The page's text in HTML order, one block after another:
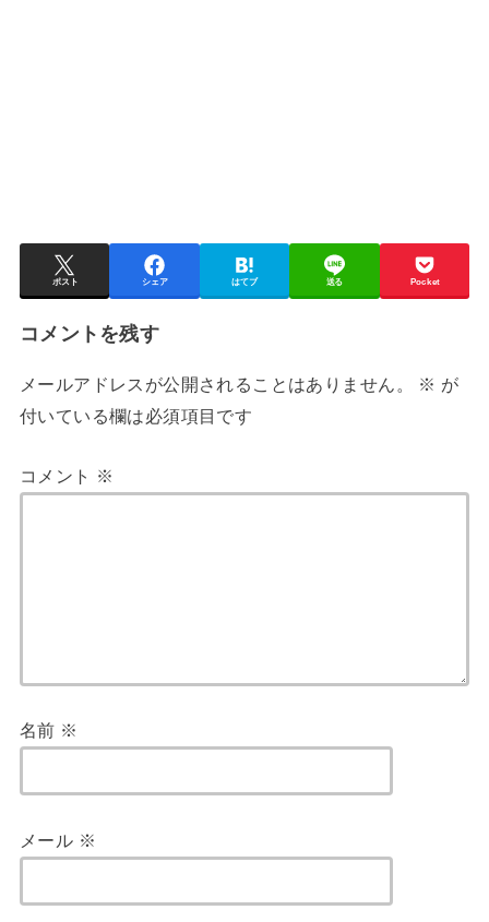
ポスト シェア はてブ 送る Pocket
コメントを残す
メールアドレスが公開されることはありません。 ※ が
付いている欄は必須項目です
コメント ※
名前 ※
メール ※